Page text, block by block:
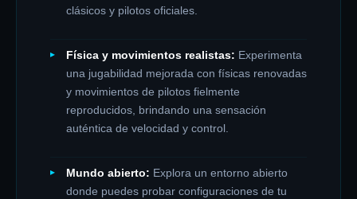
clásicos y pilotos oficiales.
Física y movimientos realistas: Experimenta
una jugabilidad mejorada con físicas renovadas
y movimientos de pilotos fielmente
reproducidos, brindando una sensación
auténtica de velocidad y control.
Mundo abierto: Explora un entorno abierto
donde puedes probar configuraciones de tu